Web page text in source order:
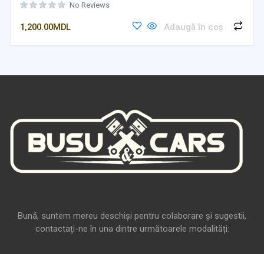
No Reviews
1,200.00MDL Adaugă în coș
Bună, suntem mereu deschiși pentru colaborare și sugestii,
contactați-ne în una dintre următoarele modalități: